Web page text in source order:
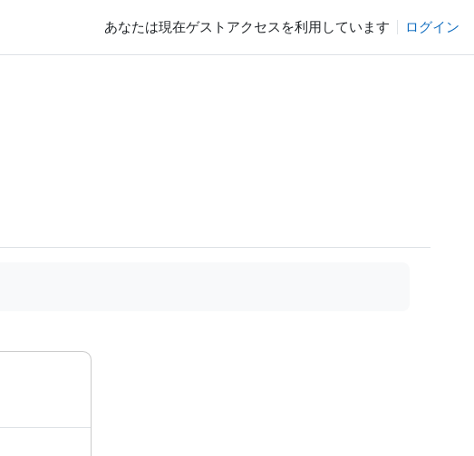
あなたは現在ゲストアクセスを利用しています ログイン